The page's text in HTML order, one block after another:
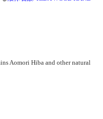
Aomori Hiba and other natural